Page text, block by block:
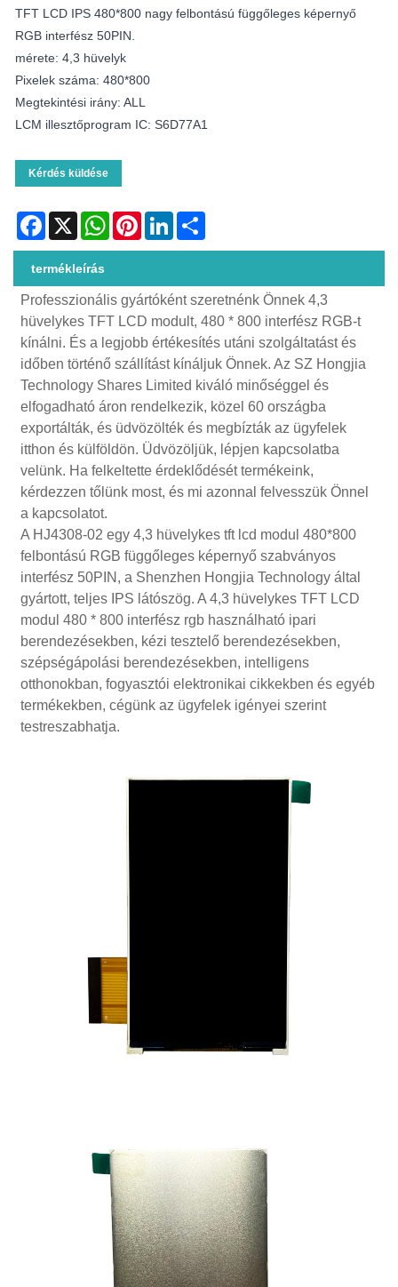
TFT LCD IPS 480*800 nagy felbontású függőleges képernyő
RGB interfész 50PIN.
mérete: 4,3 hüvelyk
Pixelek száma: 480*800
Megtekintési irány: ALL
LCM illesztőprogram IC: S6D77A1
Kérdés küldése
Facebook
X WhatsAppPinterestLinkedIn
termékleírás
Professzionális gyártóként szeretnénk Önnek 4,3
hüvelykes TFT LCD modult, 480 * 800 interfész RGB-t
kínálni. És a legjobb értékesítés utáni szolgáltatást és
időben történő szállítást kínáljuk Önnek. Az SZ Hongjia
Technology Shares Limited kiváló minőséggel és
elfogadható áron rendelkezik, közel 60 országba
exportálták, és üdvözölték és megbízták az ügyfelek
itthon és külföldön. Üdvözöljük, lépjen kapcsolatba
velünk. Ha felkeltette érdeklődését termékeink,
kérdezzen tőlünk most, és mi azonnal felvesszük Önnel
a kapcsolatot.
A HJ4308-02 egy 4,3 hüvelykes tft lcd modul 480*800
felbontású RGB függőleges képernyő szabványos
interfész 50PIN, a Shenzhen Hongjia Technology által
gyártott, teljes IPS látószög. A 4,3 hüvelykes TFT LCD
modul 480 * 800 interfész rgb használható ipari
berendezésekben, kézi tesztelő berendezésekben,
szépségápolási berendezésekben, intelligens
otthonokban, fogyasztói elektronikai cikkekben és egyéb
termékekben, cégünk az ügyfelek igényei szerint
testreszabhatja.